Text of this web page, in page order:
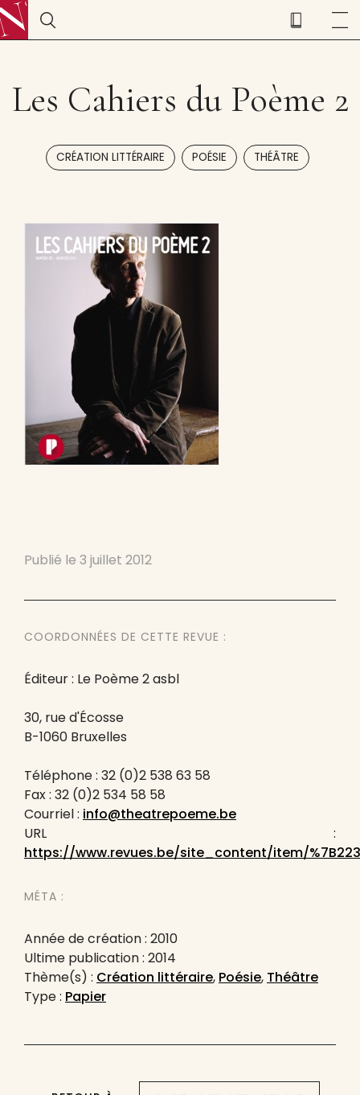
Les Cahiers du Poème 2
CRÉATION LITTÉRAIRE , POÉSIE , THÉÂTRE
Publié le 3 juillet 2012
COORDONNÉES DE CETTE REVUE :
Éditeur : Le Poème 2 asbl
30, rue d'Écosse
B-1060 Bruxelles
Téléphone : 32 (0)2 538 63 58
Fax : 32 (0)2 534 58 58
Courriel : info@theatrepoeme.be
URL :
https://www.revues.be/site_content/item/
MÉTA :
Année de création : 2010
Ultime publication : 2014
Thème(s) : Création littéraire, Poésie, Théâtre
Type : Papier